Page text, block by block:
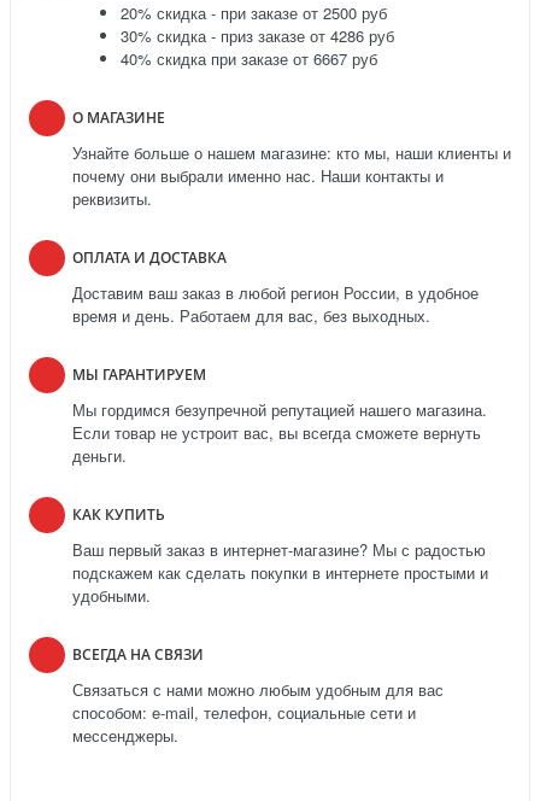
20% скидка - при заказе от 2500 руб
30% скидка - приз заказе от 4286 руб
40% скидка при заказе от 6667 руб
О МАГАЗИНЕ
Узнайте больше о нашем магазине: кто мы, наши клиенты и
почему они выбрали именно нас. Наши контакты и
реквизиты.
ОПЛАТА И ДОСТАВКА
Доставим ваш заказ в любой регион России, в удобное
время и день. Работаем для вас, без выходных.
МЫ ГАРАНТИРУЕМ
Мы гордимся безупречной репутацией нашего магазина.
Если товар не устроит вас, вы всегда сможете вернуть
деньги.
КАК КУПИТЬ
Ваш первый заказ в интернет-магазине? Мы с радостью
подскажем как сделать покупки в интернете простыми и
удобными.
ВСЕГДА НА СВЯЗИ
Связаться с нами можно любым удобным для вас
способом: e-mail, телефон, социальные сети и
мессенджеры.